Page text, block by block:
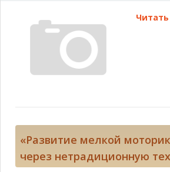
«Развитие мелкой
через нетрадиционную